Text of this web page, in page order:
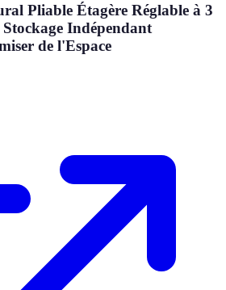
Pliable Étagère Réglable à 3
Stockage Indépendant
de l'Espace